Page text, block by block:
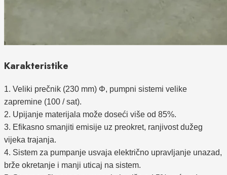
Karakteristike
1. Veliki prečnik (230 mm) Φ, pumpni sistemi velike
zapremine (100 / sat).
2. Upijanje materijala može doseći više od 85%.
3. Efikasno smanjiti emisije uz preokret, ranjivost dužeg
vijeka trajanja.
4. Sistem za pumpanje usvaja električno upravljanje unazad,
brže okretanje i manji uticaj na sistem.